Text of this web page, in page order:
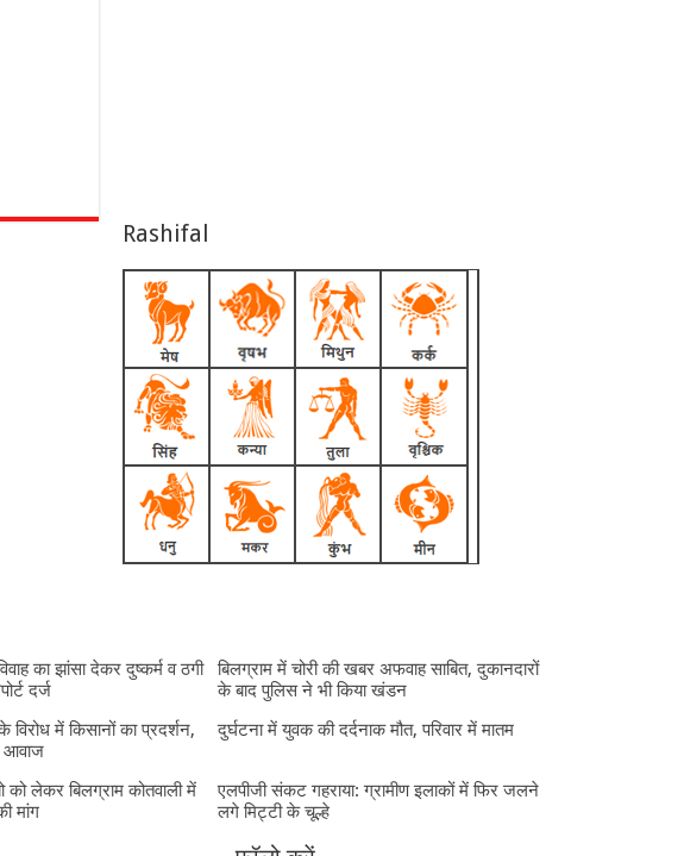
Rashifal
का झांसा देकर दुष्कर्म व ठगी
दर्ज
बिलग्राम में चोरी की खबर अफवाह साबित, दुकानदारों
के बाद पुलिस ने भी किया खंडन
विरोध में किसानों का प्रदर्शन,
आवाज
दुर्घटना में युवक की दर्दनाक मौत, परिवार में मातम
को लेकर बिलग्राम कोतवाली में
मांग
एलपीजी संकट गहराया: ग्रामीण इलाकों में फिर जलने
लगे मिट्टी के चूल्हे